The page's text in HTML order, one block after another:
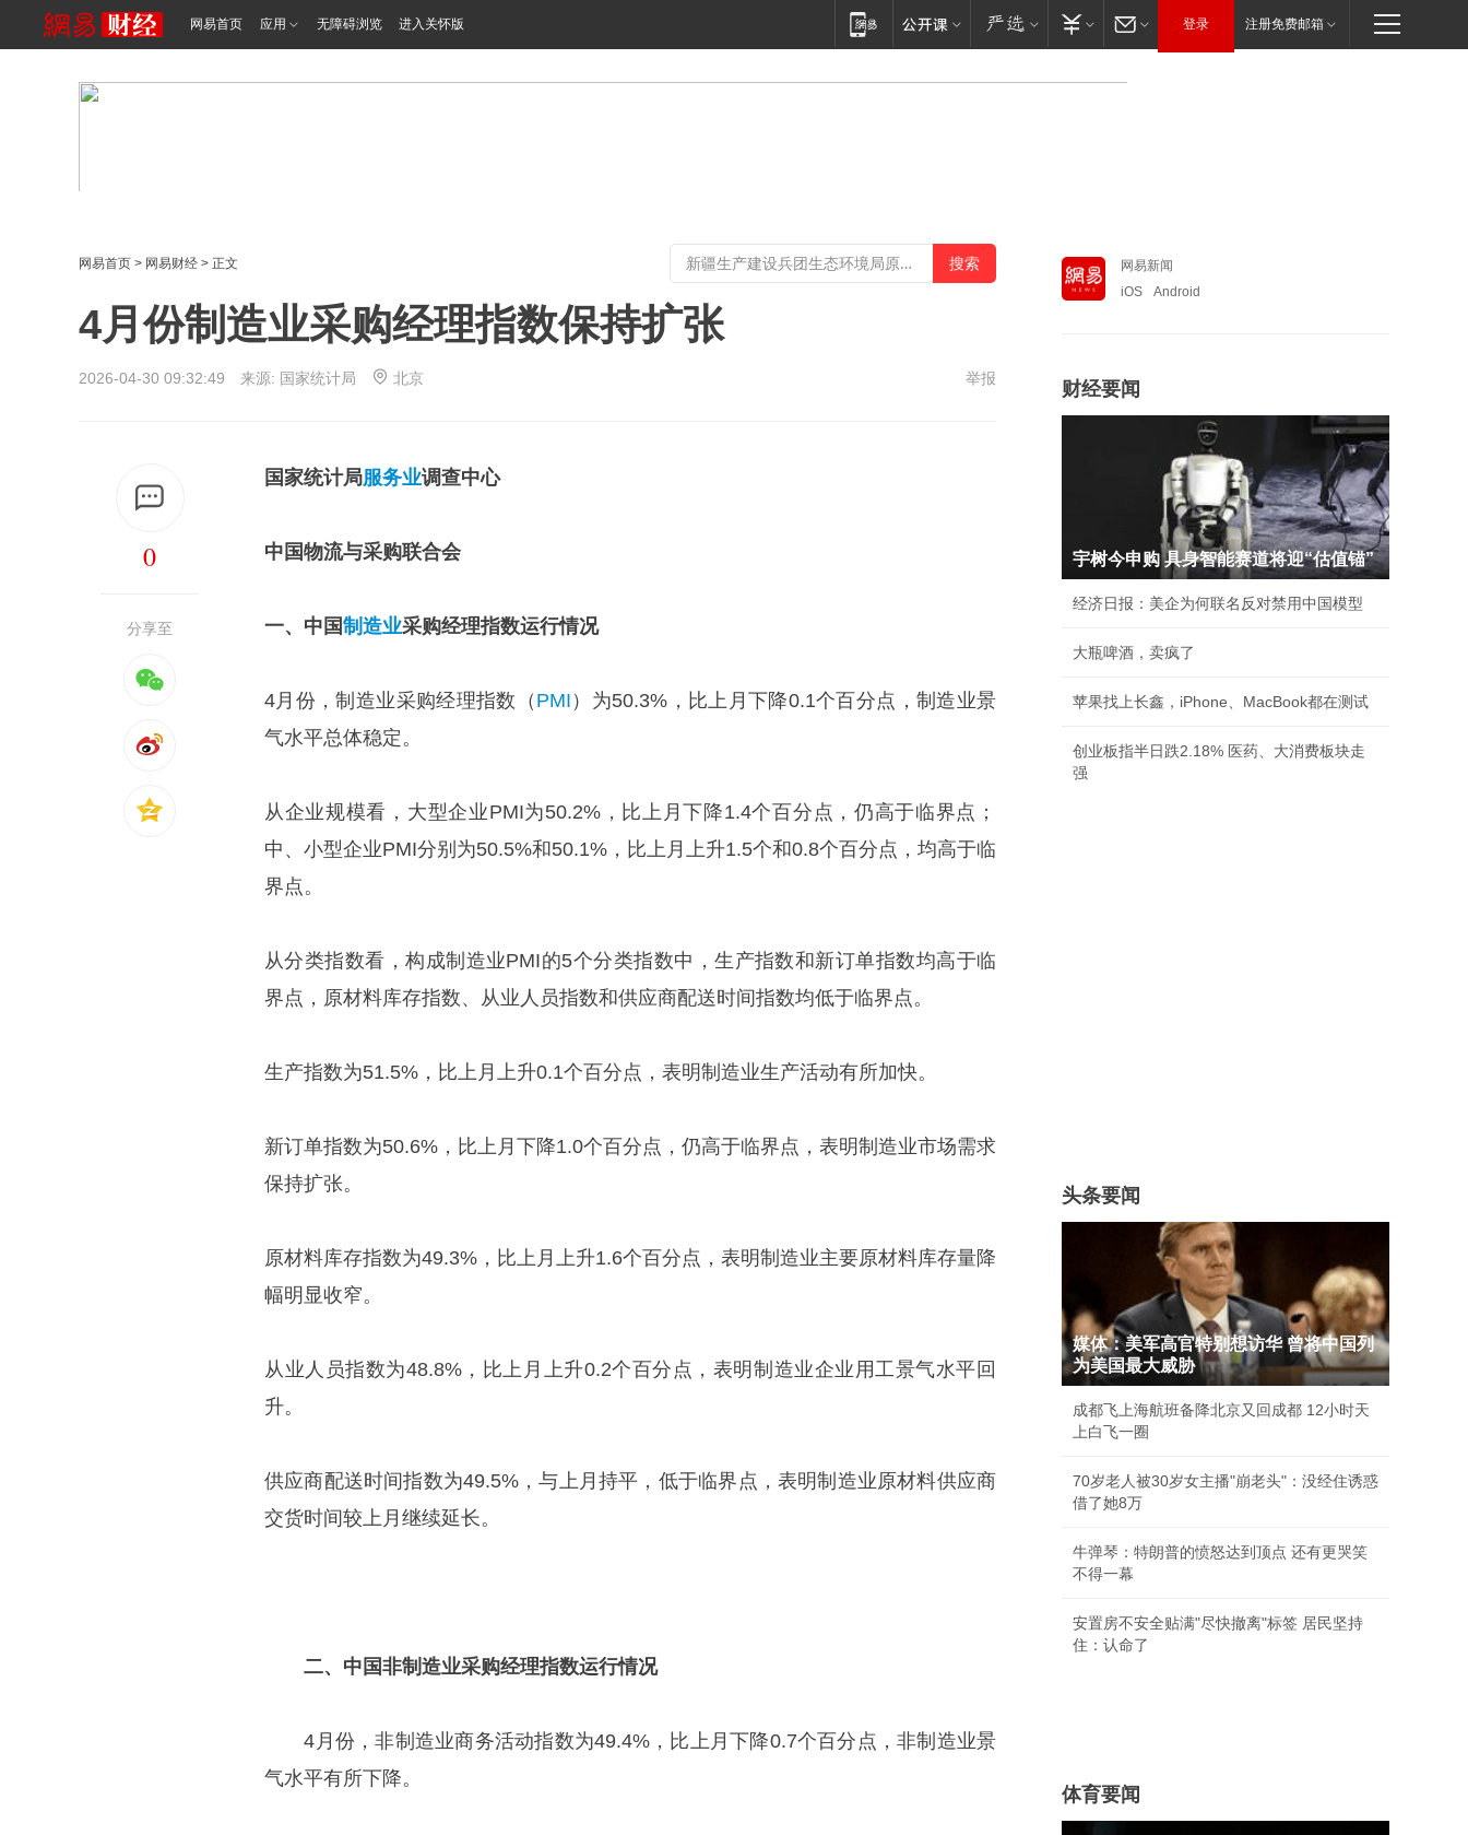
网易首页 应用 无障碍浏览 进入关怀版 登录 注册免费邮箱
网易首页 > 网易财经 > 正文
4月份制造业采购经理指数保持扩张
2026-04-30 09:32:49 来源: 国家统计局 北京 举报
0
分享至
国家统计局服务业调查中心
中国物流与采购联合会
一、中国制造业采购经理指数运行情况
4月份，制造业采购经理指数（ PMI ）为50.3%，比上月下降0.1个百分点，制造业景
气水平总体稳定。
从企业规模看，大型企业PMI为50.2%，比上月下降1.4个百分点，仍高于临界点；
中、小型企业PMI分别为50.5%和50.1%，比上月上升1.5个和0.8个百分点，均高于临
界点。
从分类指数看，构成制造业PMI的5个分类指数中，生产指数和新订单指数均高于临
界点，原材料库存指数、从业人员指数和供应商配送时间指数均低于临界点。
生产指数为51.5%，比上月上升0.1个百分点，表明制造业生产活动有所加快。
新订单指数为50.6%，比上月下降1.0个百分点，仍高于临界点，表明制造业市场需求
保持扩张。
原材料库存指数为49.3%，比上月上升1.6个百分点，表明制造业主要原材料库存量降
幅明显收窄。
从业人员指数为48.8%，比上月上升0.2个百分点，表明制造业企业用工景气水平回
升。
供应商配送时间指数为49.5%，与上月持平，低于临界点，表明制造业原材料供应商
交货时间较上月继续延长。
二、中国非制造业采购经理指数运行情况
4月份，非制造业商务活动指数为49.4%，比上月下降0.7个百分点，非制造业景
气水平有所下降。
网易新闻
iOS
Android
财经要闻
宇树今申购 具身智能赛道将迎“估值锚”
经济日报：美企为何联名反对禁用中国模型
大瓶啤酒，卖疯了
苹果找上长鑫，iPhone、MacBook都在测试
创业板指半日跌2.18% 医药、大消费板块走
强
头条要闻
媒体：美军高官特别想访华 曾将中国列
为美国最大威胁
成都飞上海航班备降北京又回成都 12小时天
上白飞一圈
70岁老人被30岁女主播"崩老头"：没经住诱惑
借了她8万
牛弹琴：特朗普的愤怒达到顶点 还有更哭笑
不得一幕
安置房不安全贴满"尽快撤离"标签 居民坚持
住：认命了
体育要闻